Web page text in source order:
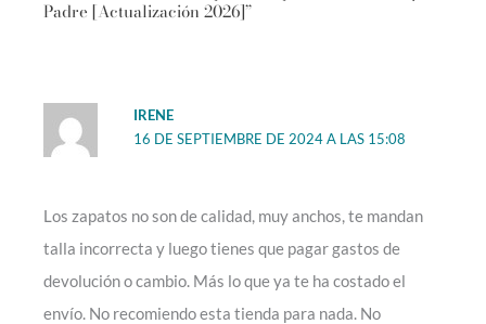
Padre [Actualización 2026]”
IRENE
16 DE SEPTIEMBRE DE 2024 A LAS 15:08
Los zapatos no son de calidad, muy anchos, te mandan
talla incorrecta y luego tienes que pagar gastos de
devolución o cambio. Más lo que ya te ha costado el
envío. No recomiendo esta tienda para nada. No